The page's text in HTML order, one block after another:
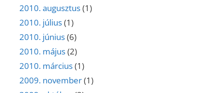
2010. augusztus(1)
2010. július(1)
2010. június(6)
2010. május(2)
2010. március(1)
2009. november(1)